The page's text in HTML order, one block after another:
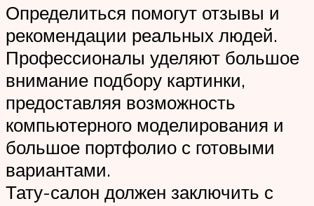
Определиться помогут отзывы и
рекомендации реальных людей.
Профессионалы уделяют большое
внимание подбору картинки,
предоставляя возможность
компьютерного моделирования и
большое портфолио с готовыми
вариантами.
Тату-салон должен заключить с